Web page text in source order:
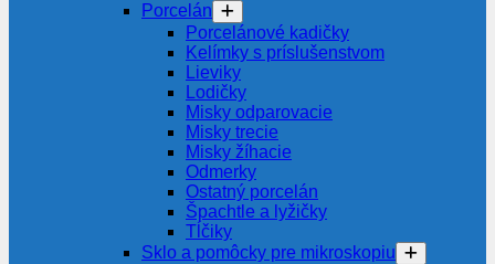
Porcelán
Porcelánové kadičky
Kelímky s príslušenstvom
Lieviky
Lodičky
Misky odparovacie
Misky trecie
Misky žíhacie
Odmerky
Ostatný porcelán
Špachtle a lyžičky
Tĺčiky
Sklo a pomôcky pre mikroskopiu